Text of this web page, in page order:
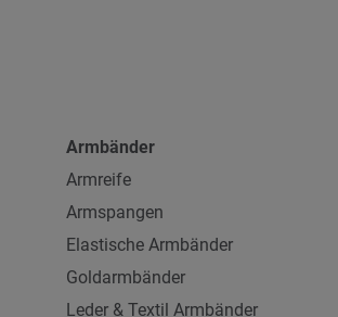
Armbänder
Armreife
Armspangen
Elastische Armbänder
Goldarmbänder
Leder & Textil Armbänder